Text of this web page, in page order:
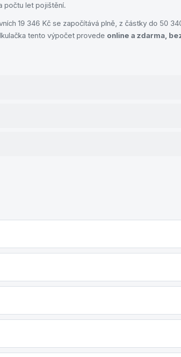
počtu let pojištění.
19 346 Kč se započítává plně, z částky do 50
tento výpočet provede online a zdarma,